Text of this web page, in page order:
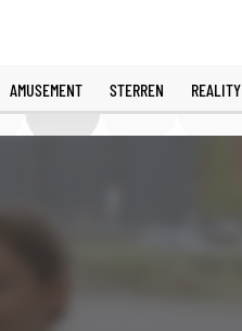
AMUSEMENT STERREN REALITY